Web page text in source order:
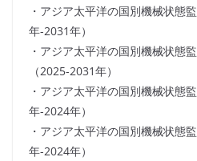
・アジア太平洋の国別機械状態
年-2031年）
・アジア太平洋の国別機械状態
（2025-2031年）
・アジア太平洋の国別機械状態
年-2024年）
・アジア太平洋の国別機械状態
年-2024年）